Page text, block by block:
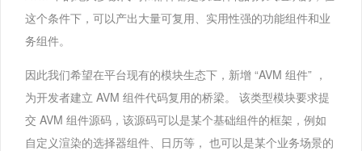
这个条件下，可以产出大量可复用、实用性强的功能组件和业
务组件。
因此我们希望在平台现有的模块生态下，新增 “AVM 组件” ，
为开发者建立 AVM 组件代码复用的桥梁。 该类型模块要求提
交 AVM 组件源码，该源码可以是某个基础组件的框架，例如
自定义渲染的选择器组件、日历等， 也可以是某个业务场景的